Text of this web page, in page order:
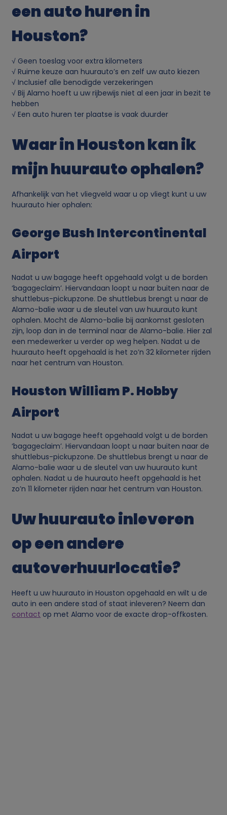
een auto huren in
Houston?
√ Geen toeslag voor extra kilometers
√ Ruime keuze aan huurauto’s en zelf uw auto kiezen
√ Inclusief alle benodigde verzekeringen
√ Bij Alamo hoeft u uw rijbewijs niet al een jaar in bezit te
hebben
√ Een auto huren ter plaatse is vaak duurder
Waar in Houston kan ik
mijn huurauto ophalen?
Afhankelijk van het vliegveld waar u op vliegt kunt u uw
huurauto hier ophalen:
George Bush Intercontinental
Airport
Nadat u uw bagage heeft opgehaald volgt u de borden
‘bagageclaim’. Hiervandaan loopt u naar buiten naar de
shuttlebus-pickupzone. De shuttlebus brengt u naar de
Alamo-balie waar u de sleutel van uw huurauto kunt
ophalen. Mocht de Alamo-balie bij aankomst gesloten
zijn, loop dan in de terminal naar de Alamo-balie. Hier zal
een medewerker u verder op weg helpen. Nadat u de
huurauto heeft opgehaald is het zo’n 32 kilometer rijden
naar het centrum van Houston.
Houston William P. Hobby
Airport
Nadat u uw bagage heeft opgehaald volgt u de borden
‘bagageclaim’. Hiervandaan loopt u naar buiten naar de
shuttlebus-pickupzone. De shuttlebus brengt u naar de
Alamo-balie waar u de sleutel van uw huurauto kunt
ophalen. Nadat u de huurauto heeft opgehaald is het
zo’n 11 kilometer rijden naar het centrum van Houston.
Uw huurauto inleveren
op een andere
autoverhuurlocatie?
Heeft u uw huurauto in Houston opgehaald en wilt u de
auto in een andere stad of staat inleveren? Neem dan
contact op met Alamo voor de exacte drop-offkosten.